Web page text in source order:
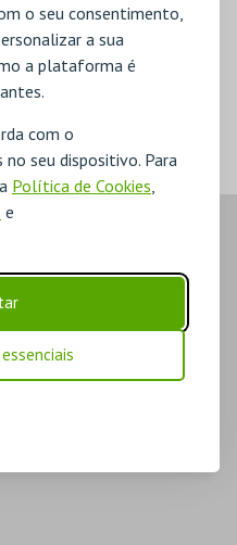
o seu consentimento,
a sua
a plataforma é
com o
seu dispositivo. Para
Política de Cookies
e